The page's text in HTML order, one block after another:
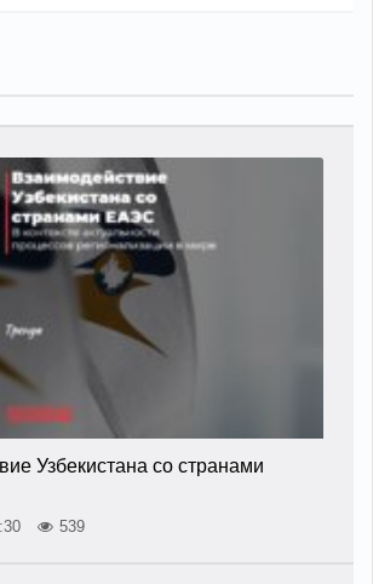
Узбекистана со странами
539